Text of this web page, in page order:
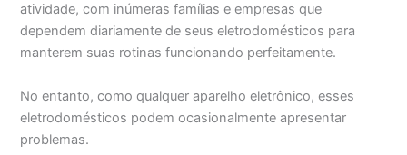
atividade, com inúmeras famílias e empresas que
dependem diariamente de seus eletrodomésticos para
manterem suas rotinas funcionando perfeitamente.
No entanto, como qualquer aparelho eletrônico, esses
eletrodomésticos podem ocasionalmente apresentar
problemas.